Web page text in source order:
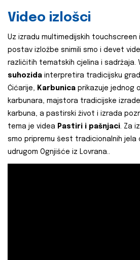
Video izlošci
Uz izradu multimedijskih touchscreen
postav izložbe snimili smo i devet
različitih tematskih cjelina i sadržaja.
suhozida interpretira tradicijsku
Ćićarije, Karbunica prikazuje jednog
karbunara, majstora tradicijske
karbuna, a pastirski život i izrada
tema je videa Pastiri i pašnjaci. Za
smo pripremu šest tradicionalnih jela
udrugom Ognjišće iz Lovrana..